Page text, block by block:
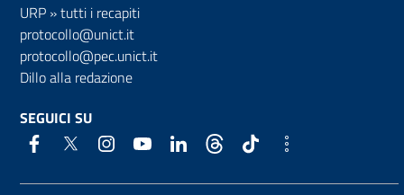
URP »tutti i recapiti
protocollo@unict.it
protocollo@pec.unict.it
Dillo alla redazione
SEGUICI SU